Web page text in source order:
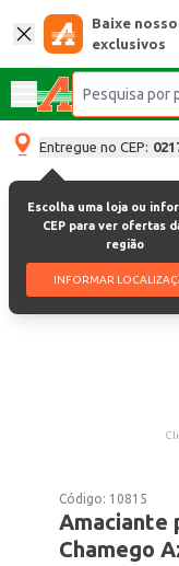
Baixe
exclusivos
Entregue no CEP:
Escolha uma loja ou
CEP para ver ofertas
região
INFORMAR
Código: 10815
Amaciante
Chamego